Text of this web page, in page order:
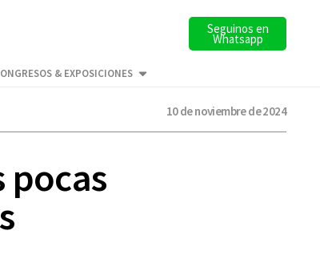
Seguinos en
Whatsapp
& EXPOSICIONES
10 de noviembre de 2024
pocas